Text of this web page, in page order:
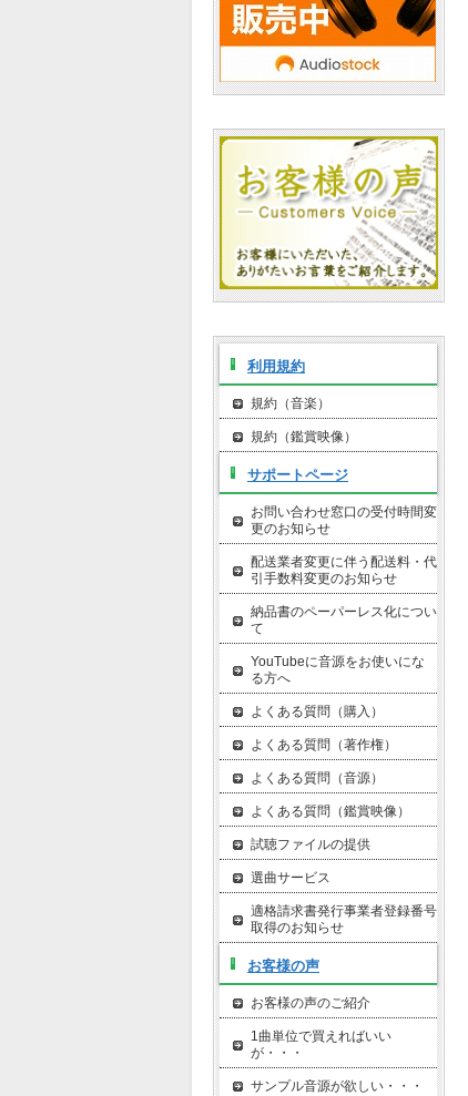
利用規約
規約（音楽）
規約（鑑賞映像）
サポートページ
お問い合わせ窓口の受付時間変
更のお知らせ
配送業者変更に伴う配送料・代
引手数料変更のお知らせ
納品書のペーパーレス化につい
て
YouTubeに音源をお使いにな
る方へ
よくある質問（購入）
よくある質問（著作権）
よくある質問（音源）
よくある質問（鑑賞映像）
試聴ファイルの提供
選曲サービス
適格請求書発行事業者登録番号
取得のお知らせ
お客様の声
お客様の声のご紹介
1曲単位で買えればいい
が・・・
サンプル音源が欲しい・・・